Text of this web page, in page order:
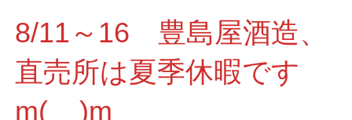
8/11～16 豊島屋酒造、
直売所は夏季休暇です
m(__)m